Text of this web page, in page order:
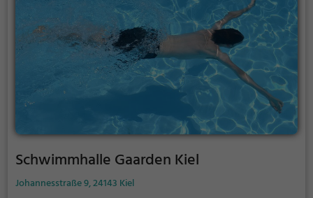
Schwimmhalle Gaarden Kiel
Johannesstraße 9, 24143 Kiel